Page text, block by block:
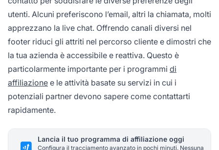
utenti. Alcuni preferiscono l’email, altri la chiamata, molti
apprezzano la live chat. Offrendo canali diversi nel
footer riduci gli attriti nel percorso cliente e dimostri che
la tua azienda è accessibile e reattiva. Questo è
particolarmente importante per i programmi di
affiliazione e le attività basate su servizi in cui i
potenziali partner devono sapere come contattarti
rapidamente.
Lancia il tuo programma di affiliazione oggi
Configura il tracciamento avanzato in pochi minuti. Nessuna